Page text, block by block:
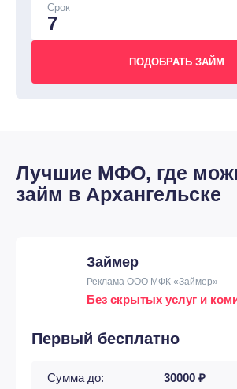
Срок
Лучшие МФО, где
займ в Архангельске
Займер
Реклама ООО МФК «Займер»
Без скрытых услуг и
Первый бесплатно
Сумма до: 30000 ₽